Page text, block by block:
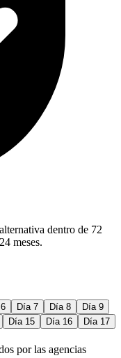
dentro de 72
meses.
Día 7 Día 8
Día 9
Día 15 Día 16
Día 17
por las agencias